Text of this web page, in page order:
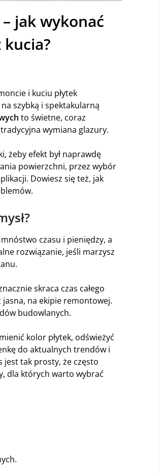
jak wykonać
i kuciu płytek
szybką i spektakularną
to świetne, coraz
wymiana glazury.
żeby efekt był naprawdę
powierzchni, przez wybór
Dowiesz się też, jak
czasu i pieniędzy, a
rozwiązanie, jeśli marzysz
skraca czas całego
jasna, na ekipie remontowej.
budowlanych.
kolor płytek, odświeżyć
do aktualnych trendów i
jest tak prosty, że często
dla których warto wybrać